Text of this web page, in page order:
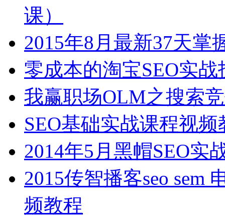
课）
2015年8月最新37天掌
零成本的淘宝SEO实
我赢职场OLM之搜索
SEO基础实战课程视频
2014年5月黑帽SEO实
2015传智播客seo sem
频教程